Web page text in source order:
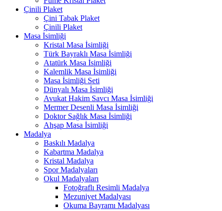
Çinili Plaket
Çini Tabak Plaket
Çinili Plaket
Masa İsimliği
Kristal Masa İsimliği
Türk Bayraklı Masa İsimliği
Atatürk Masa İsimliği
Kalemlik Masa İsimliği
Masa İsimliği Seti
Dünyalı Masa İsimliği
Avukat Hakim Savcı Masa İsimliği
Mermer Desenli Masa İsimliği
Doktor Sağlık Masa İsimliği
Ahşap Masa İsimliği
Madalya
Baskılı Madalya
Kabartma Madalya
Kristal Madalya
Spor Madalyaları
Okul Madalyaları
Fotoğraflı Resimli Madalya
Mezuniyet Madalyası
Okuma Bayramı Madalyası